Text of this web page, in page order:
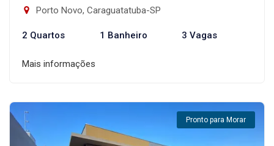
Porto Novo, Caraguatatuba-SP
2 Quartos 1 Banheiro 3 Vagas
Mais informações
Pronto para Morar